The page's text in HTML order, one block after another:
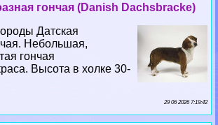
гончая (Danish Dachsbracke)
Датская
Небольшая,
гончая
Высота в холке 30-
29 06 2026 7:19:42